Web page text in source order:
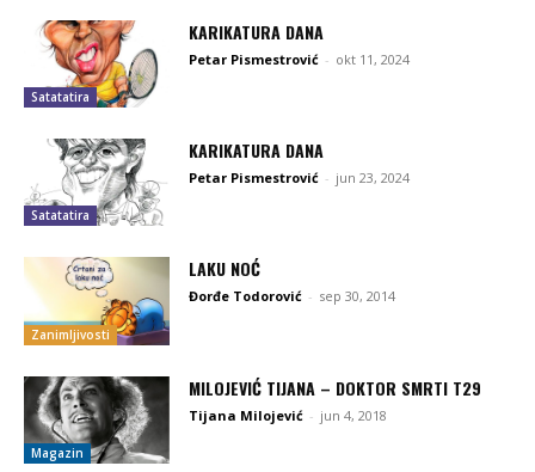
Satatatira
KARIKATURA DANA
Petar Pismestrović - okt 11, 2024
Satatatira
KARIKATURA DANA
Petar Pismestrović - jun 23, 2024
Zanimljivosti
LAKU NOĆ
Đorđe Todorović - sep 30, 2014
Magazin
MILOJEVIĆ TIJANA – DOKTOR SMRTI T29
Tijana Milojević - jun 4, 2018